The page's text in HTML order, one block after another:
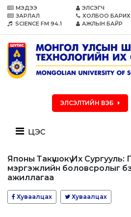
МЭДЭЭ
ЗАРЛАЛ
SCIENCE FM 94.1
ЭЛСЭГЧ
ХОЛБОО БАРИХ
АЖЛЫН БАЙР
ЭЛСЭЛТИЙН ВЭБ
цэс
Японы Такүшокү Их Сургууль:
мэргэжлийн боловсролыг
ажиллагаа
Хуваалцах Хуваалцах